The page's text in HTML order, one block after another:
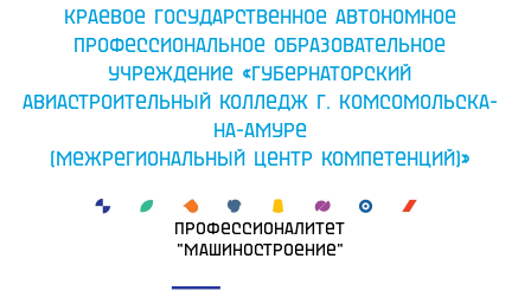
Краевое государственное автономное
профессиональное образовательное
учреждение «Губернаторский
авиастроительный колледж г. Комсомольска-
на-Амуре
(Межрегиональный центр компетенций)»
Профессионалитет
"Машиностроение"